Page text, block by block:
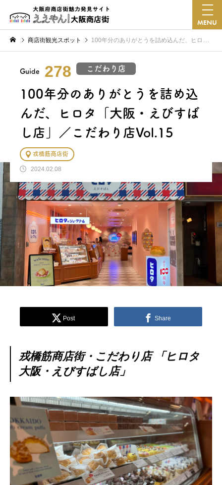
MENU
商店街観光スポット 100年分のありがとうを詰め込んだ、ヒロタ「大阪・えびすばし店」／こだわり店Vol.15
Guide 278 こだわり店
100年分のありがとうを詰め込
んだ、ヒロタ「大阪・えびすば
し店」／こだわり店Vol.15
戎橋筋商店街
2024.02.08
Post Share
戎橋筋商店街・こだわり店 「ヒロタ
大阪・えびすばし店」